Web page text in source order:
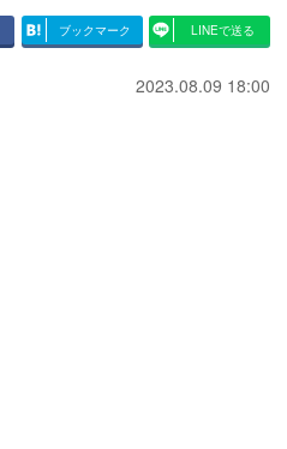
ブックマーク LINEで送る
2023.08.09 18:00